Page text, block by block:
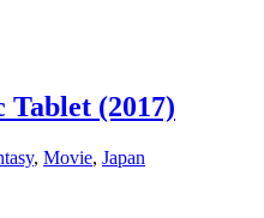
Tablet (2017)
, Movie, Japan